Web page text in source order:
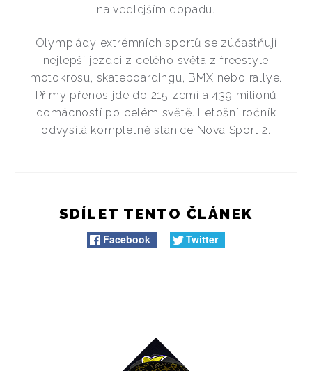
na vedlejším dopadu.
Olympiády extrémních sportů se zúčastňují
nejlepší jezdci z celého světa z freestyle
motokrosu, skateboardingu, BMX nebo rallye.
Přímý přenos jde do 215 zemí a 439 milionů
domácností po celém světě. Letošní ročník
odvysílá kompletně stanice Nova Sport 2.
SDÍLET TENTO ČLÁNEK
Facebook Twitter